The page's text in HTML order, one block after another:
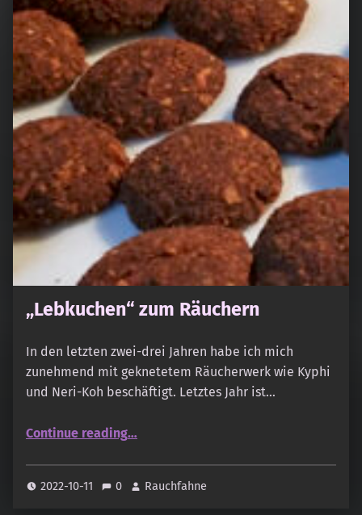
„Lebkuchen“ zum Räuchern
In den letzten zwei-drei Jahren habe ich mich
zunehmend mit geknetetem Räucherwerk wie Kyphi
und Neri-Koh beschäftigt. Letztes Jahr ist…
Continue reading…
2022-10-11 0 Rauchfahne